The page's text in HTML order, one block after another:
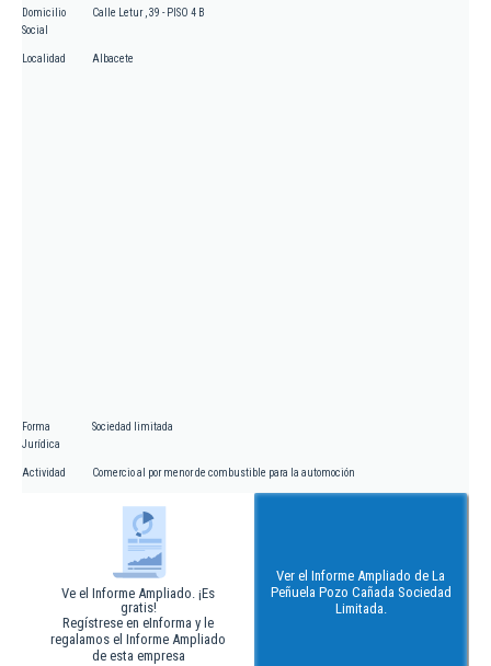
Domicilio
Social
Calle Letur , 39 - PISO 4 B
Localidad Albacete
Forma
Jurídica
Sociedad limitada
Actividad Comercio al por menor de combustible para la automoción
Ve el Informe Ampliado. ¡Es
gratis!
Regístrese en eInforma y le
regalamos el Informe Ampliado
de esta empresa
Ver el Informe Ampliado de La
Peñuela Pozo Cañada Sociedad
Limitada.